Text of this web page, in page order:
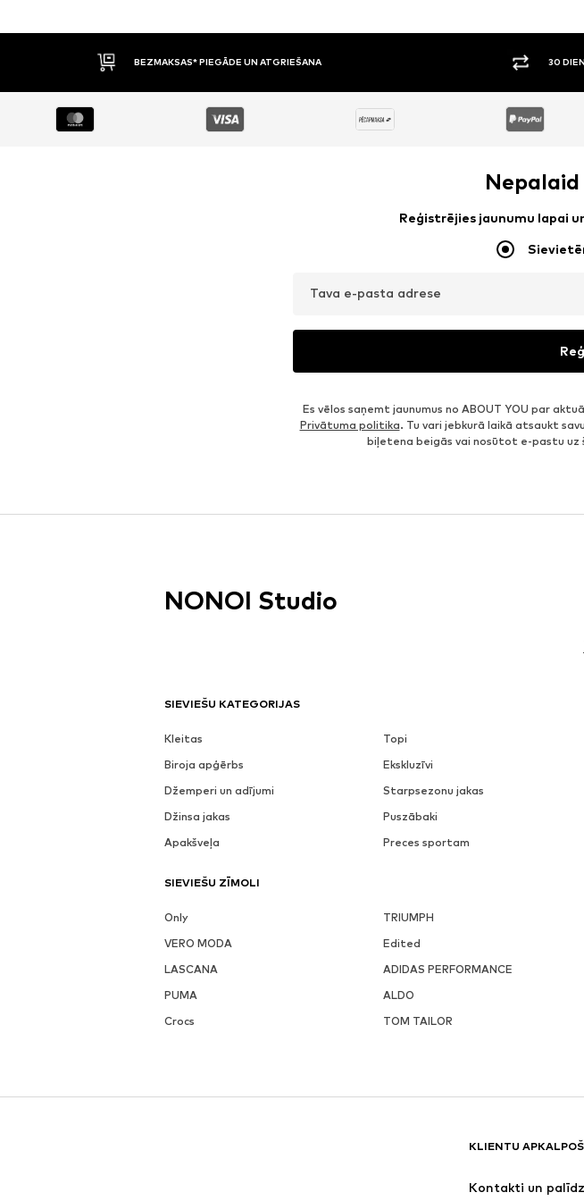
BEZMAKSAS* PIEGĀDE UN ATGRIEŠANA 30
Reģistrējies jaunumu lapai
Tava e-pasta adrese
Es vēlos saņemt jaunumus no ABOUT YOU par
Privātuma politika. Tu vari jebkurā laikā atsaukt
biļetena beigās vai nosūtot e-pastu uz
SIEVIEŠU KATEGORIJAS
Kleitas Topi
Biroja apģērbs
Ekskluzīvi
Džemperi un adījumi
Starpsezonu jakas
Džinsa jakas
Puszābaki
Apakšveļa
Preces sportam
SIEVIEŠU ZĪMOLI
Only TRIUMPH
VERO MODA
Edited
LASCANA
ADIDAS PERFORMANCE
PUMA
ALDO
Crocs
TOM TAILOR
KLIENTU
Kontakti un
NONOI Studio